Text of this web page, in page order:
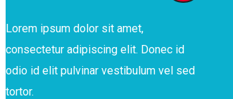
Lorem ipsum dolor sit amet,
consectetur adipiscing elit. Donec id
odio id elit pulvinar vestibulum vel sed
tortor.